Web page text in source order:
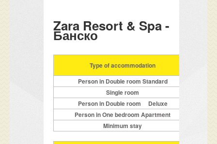
Zara Resort & Spa -
Банско
Type of accommodation
Person in Double room Standard
Single room
Person in Double room Deluxe
Person in One bedroom Apartment
Minimum stay